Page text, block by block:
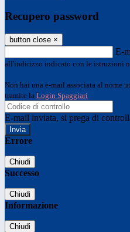
Recupero password
button close ×
E-
all'indirizzo indicato con le istruzioni
Non hai una e-mail associata al nome
tramite la Login Spaggiari
E-mail inviata, si prega di
Errore
Chiudi
Successo
Chiudi
Informazione
Chiudi